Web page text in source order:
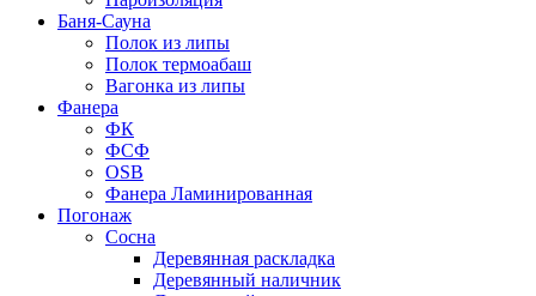
Баня-Сауна
Полок из липы
Полок термоабаш
Вагонка из липы
Фанера
ФК
ФСФ
OSB
Фанера Ламинированная
Погонаж
Сосна
Деревянная раскладка
Деревянный наличник